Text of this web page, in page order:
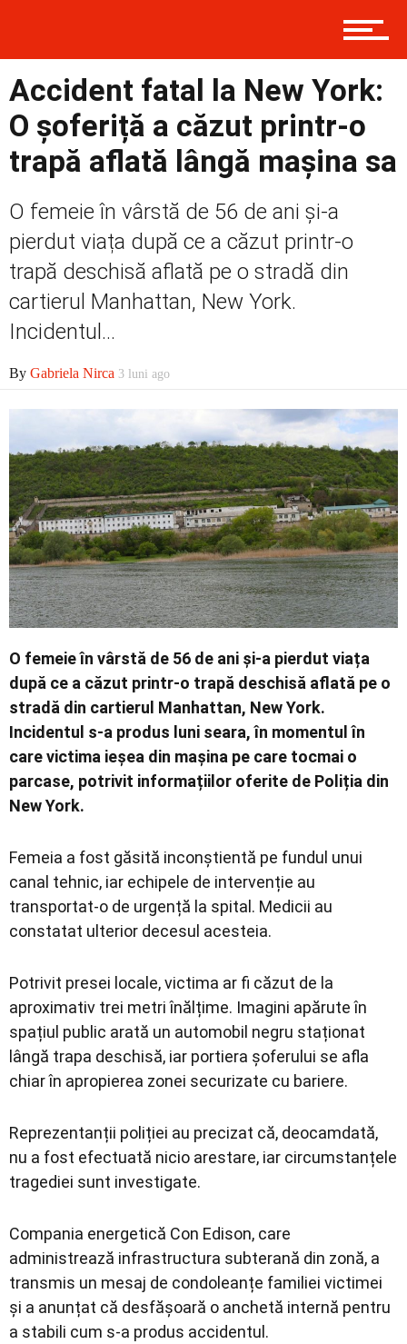
Prima
Politică
Externe
Contact
Accident fatal la New York:
O șoferiță a căzut printr-o
trapă aflată lângă mașina sa
O femeie în vârstă de 56 de ani și-a
pierdut viața după ce a căzut printr-o
trapă deschisă aflată pe o stradă din
cartierul Manhattan, New York.
Incidentul...
By Gabriela Nirca 3 luni ago
O femeie în vârstă de 56 de ani și-a pierdut viața
după ce a căzut printr-o trapă deschisă aflată pe o
stradă din cartierul Manhattan, New York.
Incidentul s-a produs luni seara, în momentul în
care victima ieșea din mașina pe care tocmai o
parcase, potrivit informațiilor oferite de Poliția din
New York.
Femeia a fost găsită inconștientă pe fundul unui
canal tehnic, iar echipele de intervenție au
transportat-o de urgență la spital. Medicii au
constatat ulterior decesul acesteia.
Potrivit presei locale, victima ar fi căzut de la
aproximativ trei metri înălțime. Imagini apărute în
spațiul public arată un automobil negru staționat
lângă trapa deschisă, iar portiera șoferului se afla
chiar în apropierea zonei securizate cu bariere.
Reprezentanții poliției au precizat că, deocamdată,
nu a fost efectuată nicio arestare, iar circumstanțele
tragediei sunt investigate.
Compania energetică Con Edison, care
administrează infrastructura subterană din zonă, a
transmis un mesaj de condoleanțe familiei victimei
și a anunțat că desfășoară o anchetă internă pentru
a stabili cum s-a produs accidentul.